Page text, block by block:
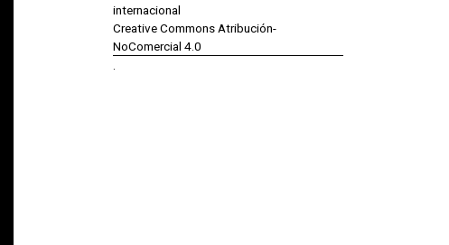
internacional
Creative Commons Atribución-
NoComercial 4.0